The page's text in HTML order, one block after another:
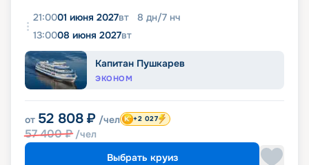
21:0001 июня 2027вт 8 дн/7 нч
13:0008 июня 2027вт
Капитан Пушкарев
ЭКОНОМ
от 52 808 ₽ /чел
57 400₽ /чел
+2 027
Выбрать круиз